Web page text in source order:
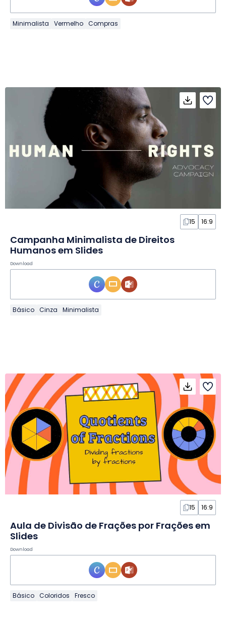
Minimalista Vermelho Compras
15 16:9
Campanha Minimalista de Direitos
Humanos em Slides
Download
Básico Cinza Minimalista
15 16:9
Aula de Divisão de Frações por Frações em
Slides
Download
Básico Coloridos Fresco